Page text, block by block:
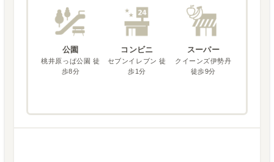
公園
桃井原っぱ公園 徒
歩8分
コンビニ
セブンイレブン 徒
歩1分
スーパー
クイーンズ伊勢丹
徒歩9分